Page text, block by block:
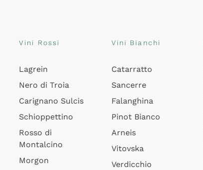
Vini Rossi
Lagrein
Nero di Troia
Carignano Sulcis
Schioppettino
Rosso di
Montalcino
Morgon
Vini Bianchi
Catarratto
Sancerre
Falanghina
Pinot Bianco
Arneis
Vitovska
Verdicchio